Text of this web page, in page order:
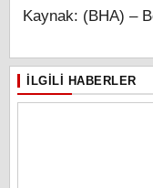
Kaynak: (BHA) –
İLGILI HABERLER